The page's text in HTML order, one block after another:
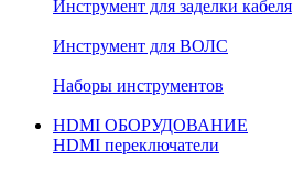
Инструмент для заделки кабеля
Инструмент для ВОЛС
Наборы инструментов
HDMI ОБОРУДОВАНИЕ
HDMI переключатели